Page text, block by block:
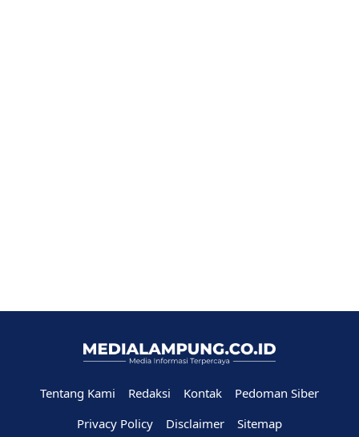
Tentang Kami Redaksi Kontak
Pedoman Siber
Privacy Policy
Disclaimer Sitemap